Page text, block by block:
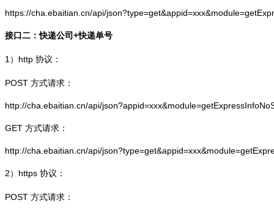
https://cha.ebaitian.cn/api/
接口二：快递公司+快递单号
1） http 协议：
POST 方式请求：
http://cha.ebaitian.cn/api/
GET 方式请求：
http://cha.ebaitian.cn/api/
2） https 协议：
POST 方式请求：